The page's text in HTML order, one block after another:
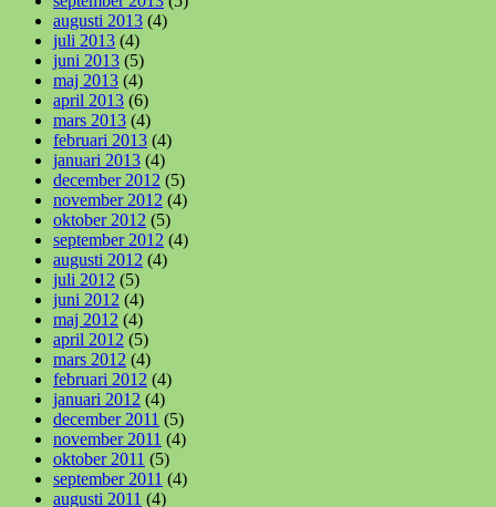
augusti 2013 (4)
juli 2013 (4)
juni 2013 (5)
maj 2013 (4)
april 2013 (6)
mars 2013 (4)
februari 2013 (4)
januari 2013 (4)
december 2012 (5)
november 2012 (4)
oktober 2012 (5)
september 2012 (4)
augusti 2012 (4)
juli 2012 (5)
juni 2012 (4)
maj 2012 (4)
april 2012 (5)
mars 2012 (4)
februari 2012 (4)
januari 2012 (4)
december 2011 (5)
november 2011 (4)
oktober 2011 (5)
september 2011 (4)
augusti 2011 (4)